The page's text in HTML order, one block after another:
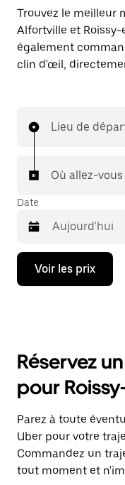
Trouvez le meilleur
Alfortville et Roissy-
également
clin d'œil,
Lieu de
Où allez-vous
Date
Appuyez
la
ouvrir
calendrier
et
sélectionner
une
date.
Appuyez
sur
la
Voir les prix
Réservez
pour
Parez à toute
Uber pour votre
Commandez un
tout moment et